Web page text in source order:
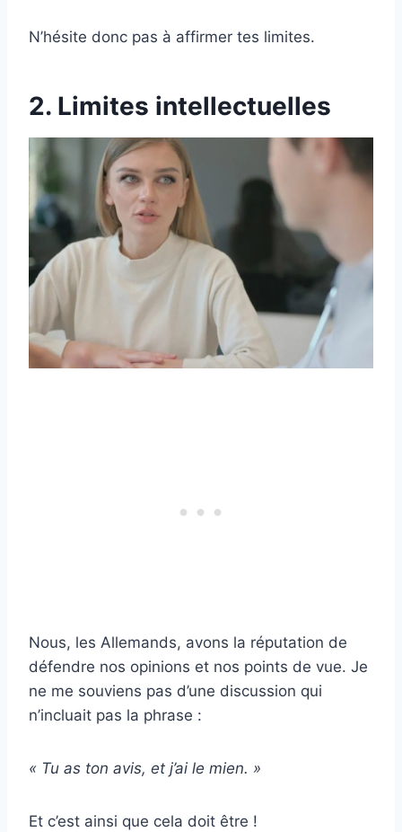
N’hésite donc pas à affirmer tes limites.
2. Limites intellectuelles
Nous, les Allemands, avons la réputation de
défendre nos opinions et nos points de vue. Je
ne me souviens pas d’une discussion qui
n’incluait pas la phrase :
« Tu as ton avis, et j’ai le mien. »
Et c’est ainsi que cela doit être !